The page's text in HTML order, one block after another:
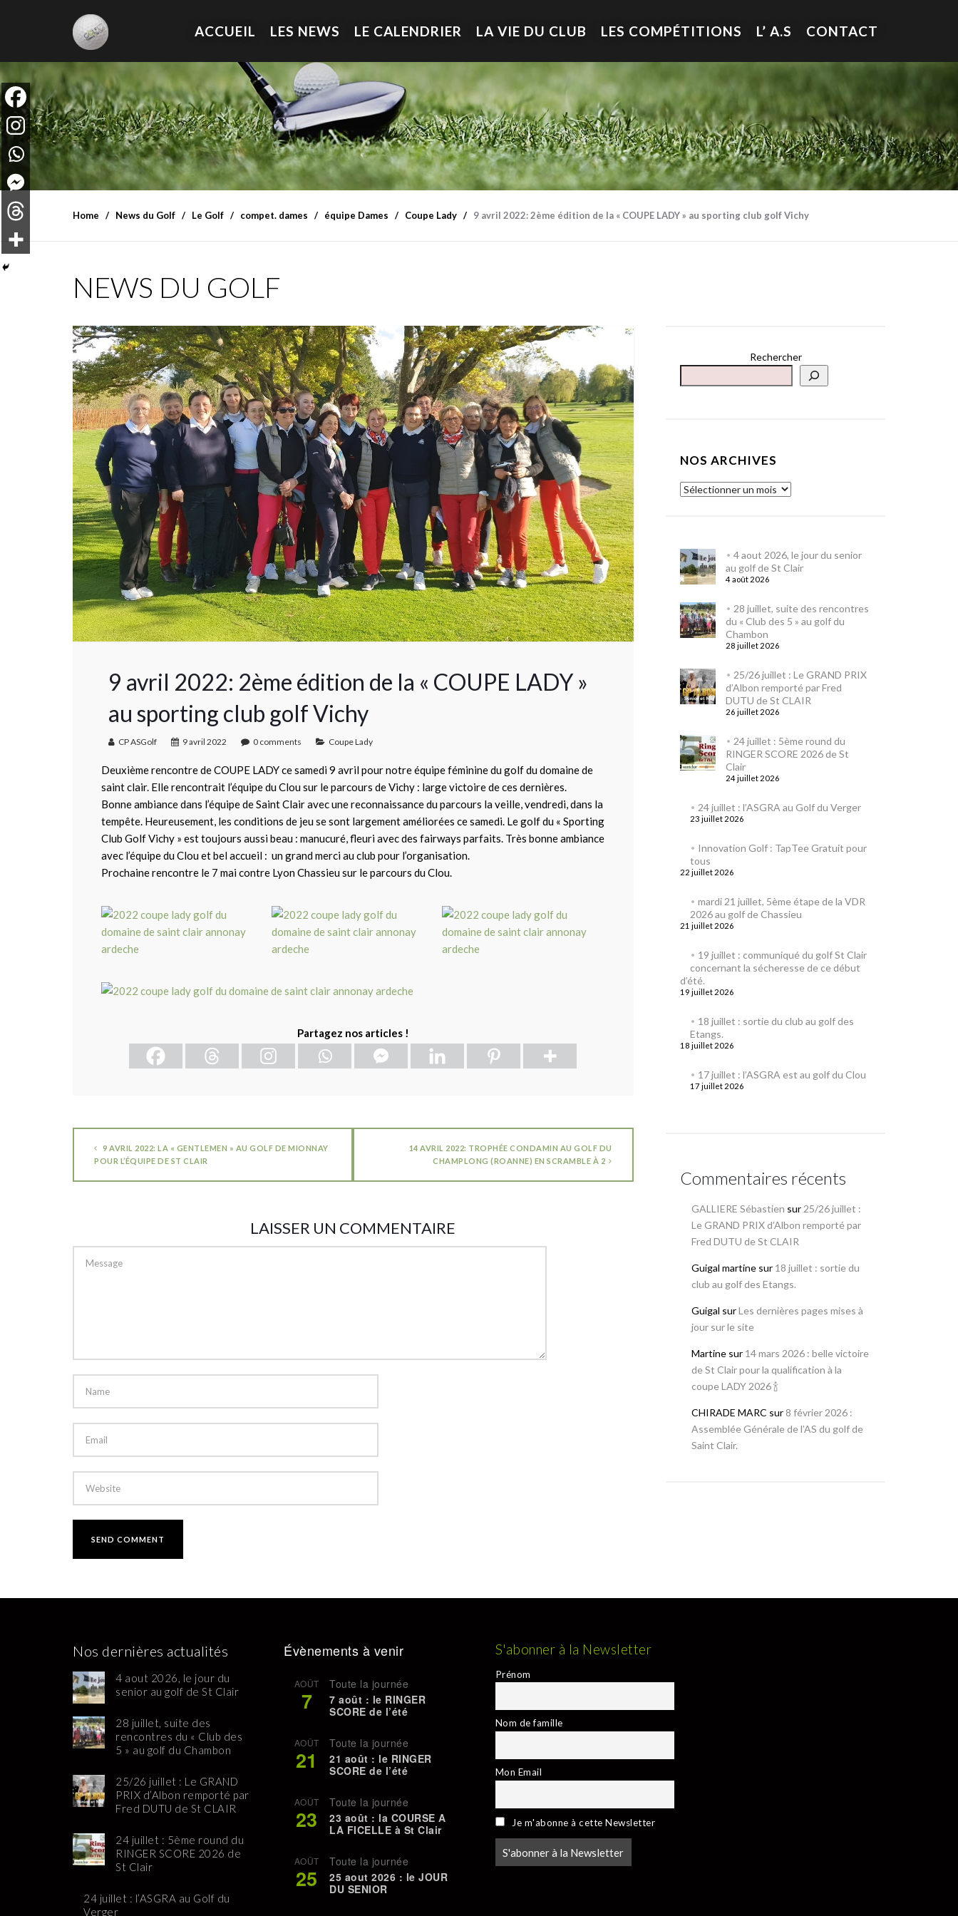
ACCUEIL LES NEWS LE CALENDRIER LA VIE DU CLUB LES COMPÉTITIONS L’ A.S CONTACT
Home News du Golf Le Golf compet. dames équipe Dames Coupe Lady 9 avril 2022: 2ème édition de la « COUPE LADY » au sporting club golf Vichy
NEWS DU GOLF
9 avril 2022: 2ème édition de la « COUPE LADY »
au sporting club golf Vichy
CP ASGolf 9 avril 2022 0 comments Coupe Lady
Deuxième rencontre de COUPE LADY ce samedi 9 avril pour notre équipe féminine du golf du domaine de
saint clair. Elle rencontrait l’équipe du Clou sur le parcours de Vichy : large victoire de ces dernières.
Bonne ambiance dans l’équipe de Saint Clair avec une reconnaissance du parcours la veille, vendredi, dans la
tempête. Heureusement, les conditions de jeu se sont largement améliorées ce samedi. Le golf du « Sporting
Club Golf Vichy » est toujours aussi beau : manucuré, fleuri avec des fairways parfaits. Très bonne ambiance
avec l’équipe du Clou et bel accueil : un grand merci au club pour l’organisation.
Prochaine rencontre le 7 mai contre Lyon Chassieu sur le parcours du Clou.
Partagez nos articles !
9 AVRIL 2022: LA « GENTLEMEN » AU GOLF DE MIONNAY
POUR L’ÉQUIPE DE ST CLAIR
14 AVRIL 2022: TROPHÉE CONDAMIN AU GOLF DU
CHAMPLONG (ROANNE) EN SCRAMBLE À 2
LAISSER UN COMMENTAIRE
Rechercher
NOS ARCHIVES
4 aout 2026, le jour du senior
au golf de St Clair
4 août 2026
28 juillet, suite des rencontres
du « Club des 5 » au golf du
Chambon
28 juillet 2026
25/26 juillet : Le GRAND PRIX
d’Albon remporté par Fred
DUTU de St CLAIR
26 juillet 2026
24 juillet : 5ème round du
RINGER SCORE 2026 de St
Clair
24 juillet 2026
24 juillet : l’ASGRA au Golf du Verger
23 juillet 2026
Innovation Golf : TapTee Gratuit pour
tous
22 juillet 2026
mardi 21 juillet, 5ème étape de la VDR
2026 au golf de Chassieu
21 juillet 2026
19 juillet : communiqué du golf St Clair
concernant la sécheresse de ce début
d’été.
19 juillet 2026
18 juillet : sortie du club au golf des
Etangs.
18 juillet 2026
17 juillet : l’ASGRA est au golf du Clou
17 juillet 2026
Commentaires récents
GALLIERE Sébastien sur 25/26 juillet :
Le GRAND PRIX d’Albon remporté par
Fred DUTU de St CLAIR
Guigal martine sur 18 juillet : sortie du
club au golf des Etangs.
Guigal surLes dernières pages mises à
jour sur le site
Martine sur 14 mars 2026 : belle victoire
de St Clair pour la qualification à la
coupe LADY 2026 🍾
CHIRADE MARC sur 8 février 2026 :
Assemblée Générale de l’AS du golf de
Saint Clair.
Nos dernières actualités
4 aout 2026, le jour du
senior au golf de St Clair
28 juillet, suite des
rencontres du « Club des
5 » au golf du Chambon
25/26 juillet : Le GRAND
PRIX d’Albon remporté par
Fred DUTU de St CLAIR
24 juillet : 5ème round du
RINGER SCORE 2026 de
St Clair
24 juillet : l’ASGRA au Golf du
Verger
Évènements à venir
AOÛT
7
Toute la journée
7 août : le RINGER
SCORE de l’été
AOÛT
21
Toute la journée
21 août : le RINGER
SCORE de l’été
AOÛT
23
Toute la journée
23 août : la COURSE A
LA FICELLE à St Clair
AOÛT
25
Toute la journée
25 aout 2026 : le JOUR
DU SENIOR
S'abonner à la Newsletter
Prénom
Nom de famille
Mon Email
Je m'abonne à cette Newsletter